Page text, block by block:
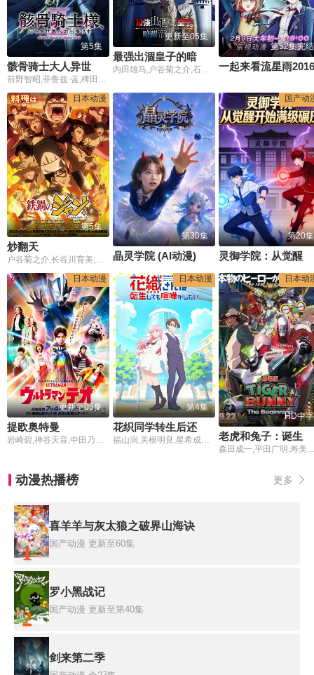
第5集
前野智昭,菲鲁兹·蓝,稗田宁宁,富田美忧,关俊彦,小野贤章,上田瞳,诹访部顺一,赤羽根健治,四宫豪,江口拓也,大久保瑠美,鸟海浩辅,皆口裕子,竹内良太,大西沙织,山根绮,逢田梨香子,河西健吾,白石稔,石田彰
更新至05集
最强出涸皇子的暗跃帝位争夺
内田雄马,户谷菊之介,石见舞菜香,内田真礼,本渡枫,井上和彦,田丸笃志,竹内良太,斋贺光希,松冈祯丞,桑原由气,茅野爱衣,田中正彦
第52集完结
一起来看流星雨2016
日本动漫
第5集
炒翻天
户谷菊之介,长谷川育美,天崎滉平,市道真央 Mao Ichimichi,樱井孝宏,村田太志,小林裕介,杉田智和 Tomokazu Sugita,天田益男,津田健次郎
第30集
晶灵学院 (AI动漫)
国产动
第20集
日本动漫
更新至05集
提欧奥特曼
岩崎碧,神谷天音,中田乃爱,上村侑,森本龙马,小林优,槙田雄司,福岛莉拉
日本动漫
第4集
花织同学转生后还是想干架
福山润,关根明良,星希成奏,上田瞳,德井青空,稗田宁宁,高桥李依,五十岚裕美,伊藤彩沙,日笠阳子,内田真礼
日本动
HD中字
老虎和兔子：诞生
森田成一,平田广明,寿美菜子,楠大典,伊濑茉莉也,
动漫热播榜 更多
1
喜羊羊与灰太狼之破界山海诀
国产动漫 更新至60集
2
罗小黑战记
国产动漫 更新至第40集
剑来第二季